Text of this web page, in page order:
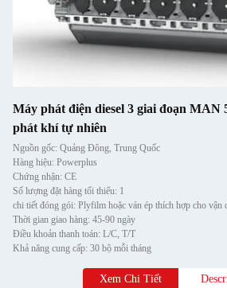
Máy phát điện diesel 3 giai đoạn
phát khí tự nhiên
Nguồn gốc: Quảng Đông, Trung Quốc
Hàng hiệu: Powerplus
Chứng nhận: CE
Số lượng đặt hàng tối thiểu: 1
chi tiết đóng gói: Plyfilm hoặc ván ép thích hợp cho vận
Thời gian giao hàng: 45-90 ngày
Điều khoản thanh toán: L/C, T/T
Khả năng cung cấp: 30 bộ mỗi tháng
Xem Chi Tiết